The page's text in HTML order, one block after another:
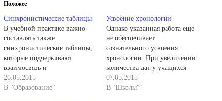
Похожее
Синхронистические таблицы
В учебной практике важно
составлять также
синхронистические таблицы,
которые подчеркивают
взаимосвязь и
взаимообусловленность
событий и явлений,
26.05.2015
В "Образование"
Усвоение хронологии
Однако указанная работа еще
не обеспечивает
сознательного усвоения
хронологии. При увеличении
количества дат у учащихся
неизбежно возникает
<гХронологическая
07.05.2015
В "Школы"